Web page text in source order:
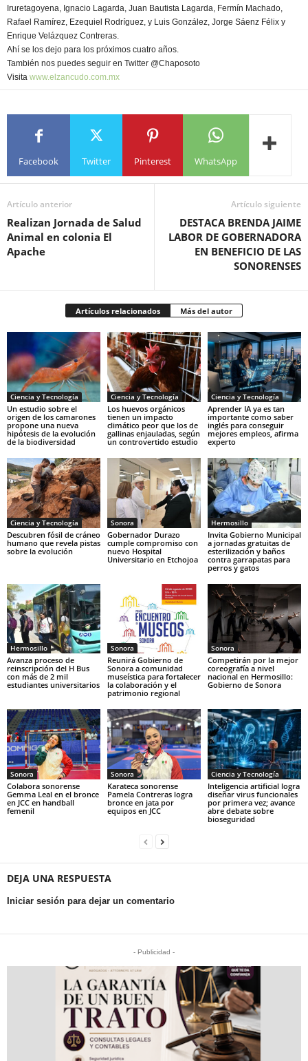
Iruretagoyena, Ignacio Lagarda, Juan Bautista Lagarda, Fermín Machado,
Rafael Ramírez, Ezequiel Rodríguez, y Luis González, Jorge Sáenz Félix y
Enrique Velázquez Contreras.
Ahí se los dejo para los próximos cuatro años.
También nos puedes seguir en Twitter @Chaposoto
Visita www.elzancudo.com.mx
Facebook Twitter Pinterest WhatsApp
Artículo anterior
Realizan Jornada de Salud
Animal en colonia El
Apache
Artículo siguiente
DESTACA BRENDA JAIME
LABOR DE GOBERNADORA
EN BENEFICIO DE LAS
SONORENSES
Artículos relacionados Más del autor
Ciencia y Tecnología
Un estudio sobre el
origen de los camarones
propone una nueva
hipótesis de la evolución
de la biodiversidad
Ciencia y Tecnología
Los huevos orgánicos
tienen un impacto
climático peor que los de
gallinas enjauladas, según
un controvertido estudio
Ciencia y Tecnología
Aprender IA ya es tan
importante como saber
inglés para conseguir
mejores empleos, afirma
experto
Ciencia y Tecnología
Descubren fósil de cráneo
humano que revela pistas
sobre la evolución
Sonora
Gobernador Durazo
cumple compromiso con
nuevo Hospital
Universitario en Etchojoa
Hermosillo
Invita Gobierno Municipal
a jornadas gratuitas de
esterilización y baños
contra garrapatas para
perros y gatos
Hermosillo
Avanza proceso de
reinscripción del H Bus
con más de 2 mil
estudiantes universitarios
Sonora
Reunirá Gobierno de
Sonora a comunidad
museística para fortalecer
la colaboración y el
patrimonio regional
Sonora
Competirán por la mejor
coreografía a nivel
nacional en Hermosillo:
Gobierno de Sonora
Sonora
Colabora sonorense
Gemma Leal en el bronce
en JCC en handball
femenil
Sonora
Karateca sonorense
Pamela Contreras logra
bronce en jata por
equipos en JCC
Ciencia y Tecnología
Inteligencia artificial logra
diseñar virus funcionales
por primera vez; avance
abre debate sobre
bioseguridad
DEJA UNA RESPUESTA
Iniciar sesión para dejar un comentario
- Publicidad -